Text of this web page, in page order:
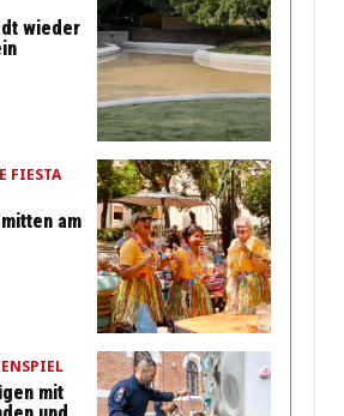
wieder
FIESTA
am
mit